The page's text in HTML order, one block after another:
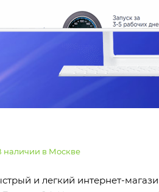
наличии в Москве
и легкий интернет-